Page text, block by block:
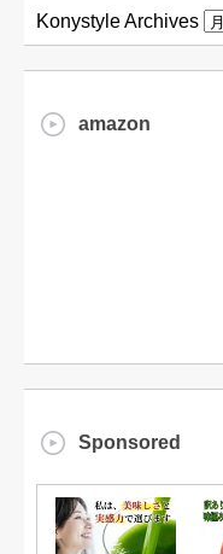
Konystyle Archives
amazon
Sponsored